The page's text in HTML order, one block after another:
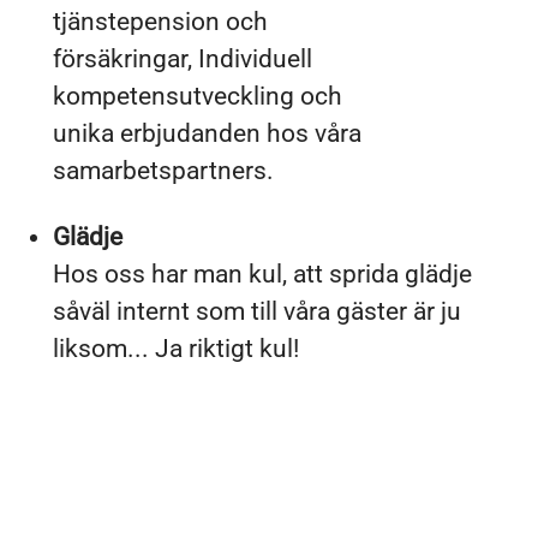
tjänstepension och
försäkringar, Individuell
kompetensutveckling och
unika erbjudanden hos våra
samarbetspartners.
Glädje
Hos oss har man kul, att sprida glädje
såväl internt som till våra gäster är ju
liksom... Ja riktigt kul!